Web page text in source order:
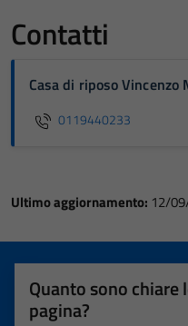
Contatti
Casa di riposo Vincenzo
0119440233
Ultimo aggiornamento: 12/
Quanto sono
pagina?